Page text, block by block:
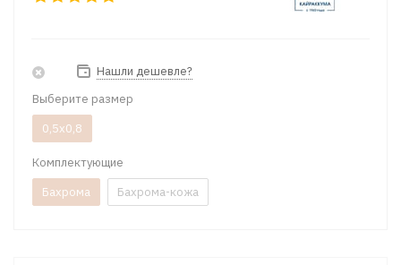
Нашли дешевле?
Выберите размер
0,5x0,8
Комплектующие
Бахрома
Бахрома-кожа